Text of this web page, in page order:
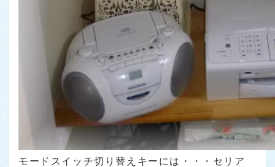
モードスイッチ切り替えキーには・・・セリア